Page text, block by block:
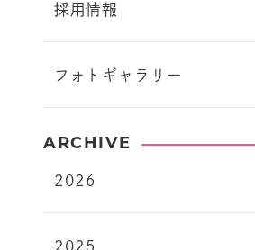
ARCHIVE
2026
2025
採用情報
フォトギャラリー